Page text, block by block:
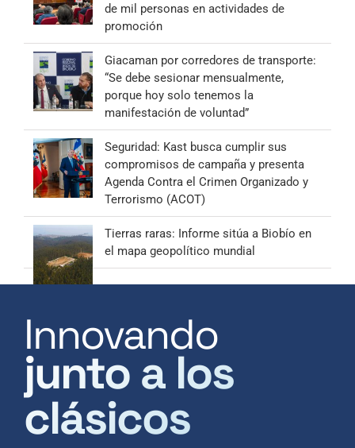
de mil personas en actividades de
promoción
Giacaman por corredores de transporte:
“Se debe sesionar mensualmente,
porque hoy solo tenemos la
manifestación de voluntad”
Seguridad: Kast busca cumplir sus
compromisos de campaña y presenta
Agenda Contra el Crimen Organizado y
Terrorismo (ACOT)
Tierras raras: Informe sitúa a Biobío en
el mapa geopolítico mundial
Innovando
junto a los
clásicos